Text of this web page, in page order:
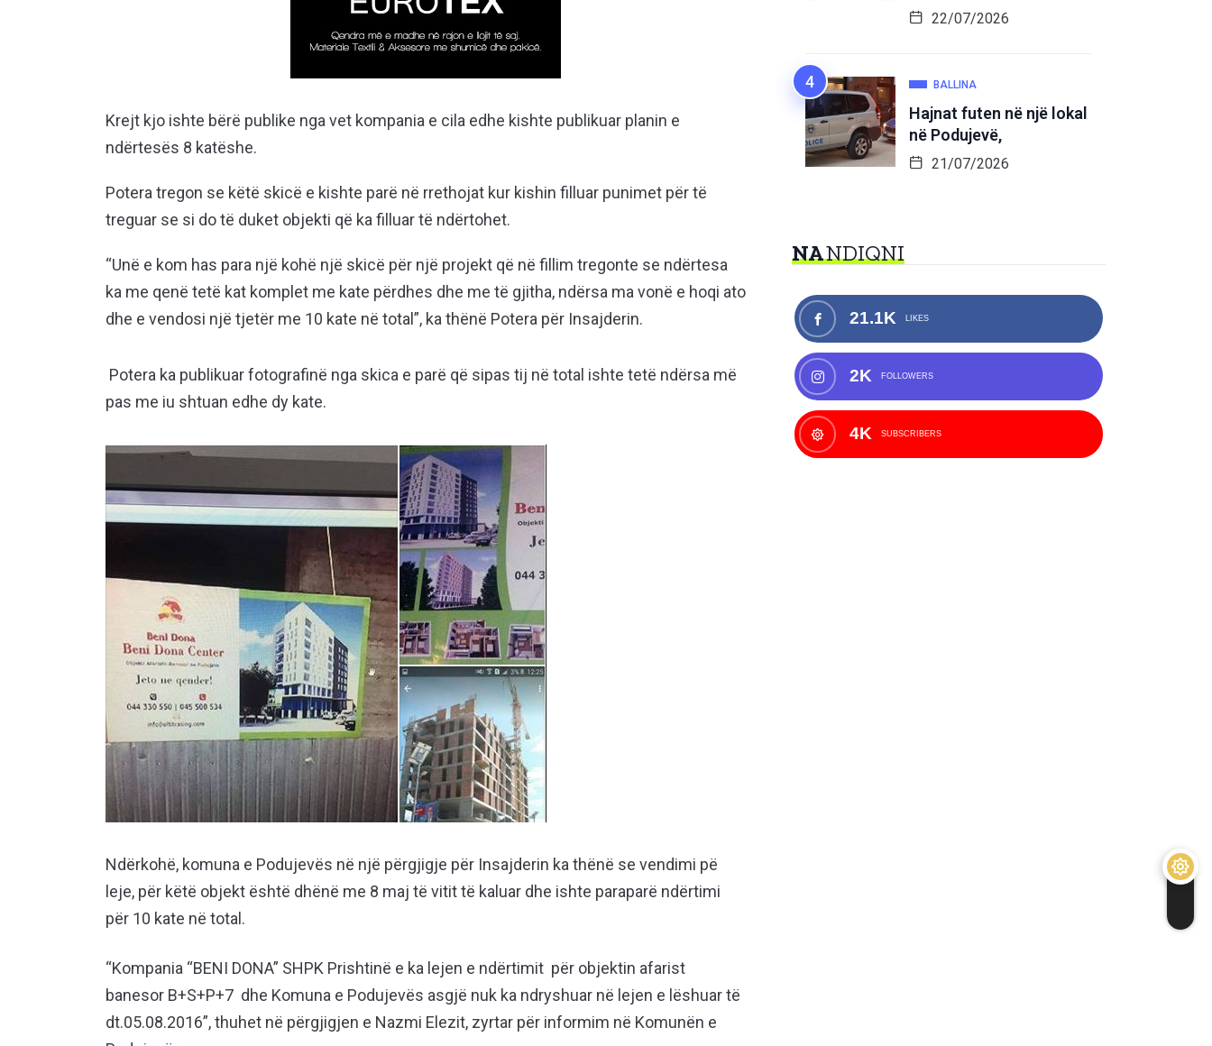
Krejt kjo ishte bërë publike nga vet kompania e cila edhe kishte publikuar planin e
ndërtesës 8 katëshe.
Potera tregon se këtë skicë e kishte parë në rrethojat kur kishin filluar punimet për të
treguar se si do të duket objekti që ka filluar të ndërtohet.
“Unë e kom has para një kohë një skicë për një projekt që në fillim tregonte se ndërtesa
ka me qenë tetë kat komplet me kate përdhes dhe me të gjitha, ndërsa ma vonë e hoqi ato
dhe e vendosi një tjetër me 10 kate në total”, ka thënë Potera për Insajderin.
Potera ka publikuar fotografinë nga skica e parë që sipas tij në total ishte tetë ndërsa më
pas me iu shtuan edhe dy kate.
Ndërkohë, komuna e Podujevës në një përgjigje për Insajderin ka thënë se vendimi pë
leje, për këtë objekt është dhënë me 8 maj të vitit të kaluar dhe ishte paraparë ndërtimi
për 10 kate në total.
“Kompania “BENI DONA” SHPK Prishtinë e ka lejen e ndërtimit për objektin afarist
banesor B+S+P+7 dhe Komuna e Podujevës asgjë nuk ka ndryshuar në lejen e lëshuar të
dt.05.08.2016”, thuhet në përgjigjen e Nazmi Elezit, zyrtar për informim në Komunën e
22/07/2026
BALLINA
Hajnat futen në një lokal
në Podujevë,
21/07/2026
NANDIQNI
21.1K LIKES
2K FOLLOWERS
4K SUBSCRIBERS